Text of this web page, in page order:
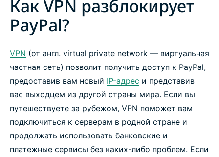
Как VPN разблокирует
PayPal?
VPN (от англ. virtual private network — виртуальная
частная сеть) позволит получить доступ к PayPal,
предоставив вам новый IP-адрес и представив
вас выходцем из другой страны мира. Если вы
путешествуете за рубежом, VPN поможет вам
подключиться к серверам в родной стране и
продолжать использовать банковские и
платежные сервисы без каких-либо проблем. Если